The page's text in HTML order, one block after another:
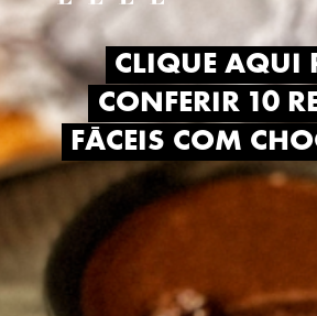
CLIQUE AQUI
CONFERIR 10
FÁCEIS COM
CLIQUE AQUI
CONFERIR 10
FÁCEIS COM